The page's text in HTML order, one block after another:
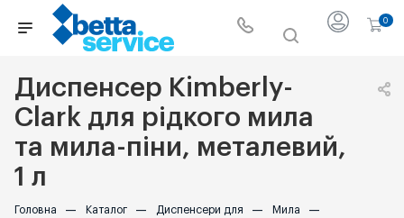
0
Диспенсер Kimberly-
Clark для рідкого мила
та мила-піни, металевий,
1 л
Головна — Каталог — Диспенсери для — Мила —